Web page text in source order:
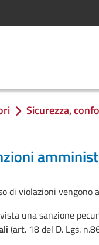
Sicurezza,
di violazioni vengono
una sanzione
(art. 18 del D. Lgs.